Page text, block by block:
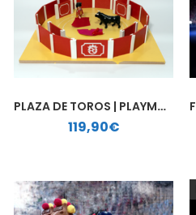
PLAZA DE TOROS | PLAYMOBIL PERSONALIZADO
119,90€